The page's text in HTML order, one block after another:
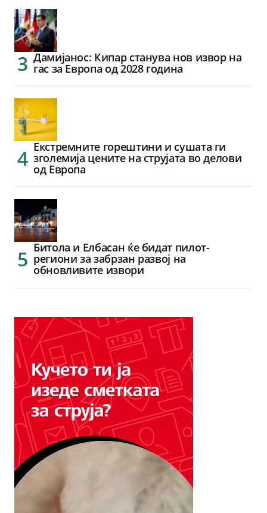
Дамијанос: Кипар станува нов извор на
гас за Европа од 2028 година
Екстремните горештини и сушата ги
зголемија цените на струјата во делови
од Европа
Битола и Елбасан ќе бидат пилот-
региони за забрзан развој на
обновливите извори